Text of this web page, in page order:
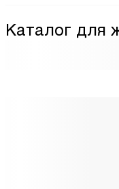
Каталог для